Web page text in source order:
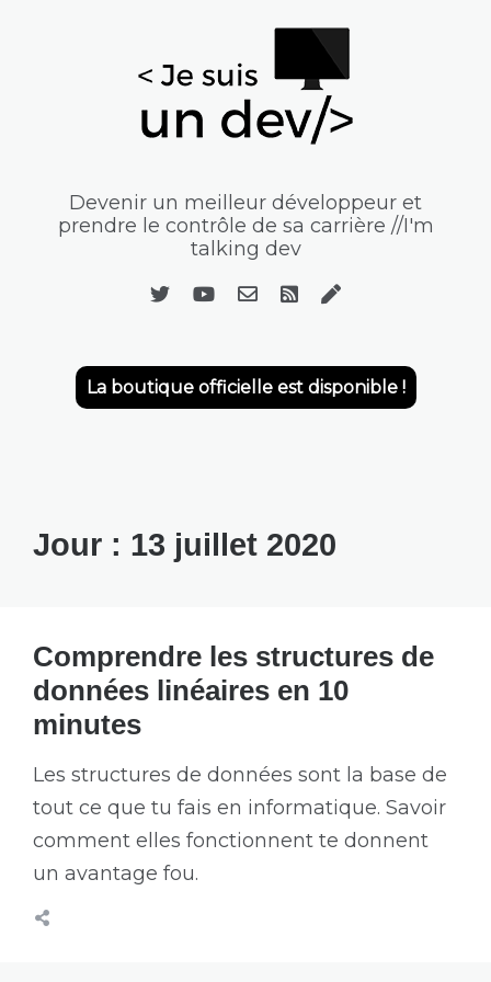
Devenir un meilleur développeur et
prendre le contrôle de sa carrière //I'm
talking dev
La boutique officielle est disponible !
Jour : 13 juillet 2020
Comprendre les structures de
données linéaires en 10
minutes
Les structures de données sont la base de
tout ce que tu fais en informatique. Savoir
comment elles fonctionnent te donnent
un avantage fou.